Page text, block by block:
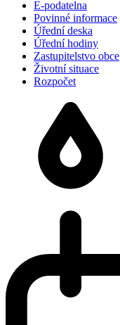
E-podatelna
Povinné informace
Úřední deska
Úřední hodiny
Zastupitelstvo obce
Životní situace
Rozpočet